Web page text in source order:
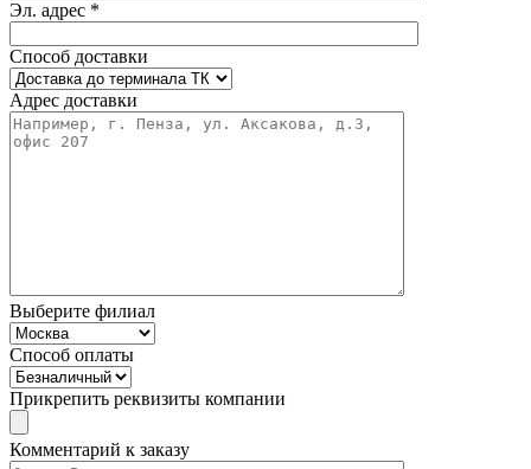
Эл. адрес *
Способ доставки
Адрес доставки
Выберите филиал
Способ оплаты
Прикрепить реквизиты компании
Комментарий к заказу